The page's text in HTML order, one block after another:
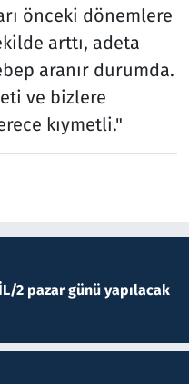
önceki dönemlere
arttı, adeta
aranır durumda.
ve bizlere
kıymetli."
2 pazar günü yapılacak